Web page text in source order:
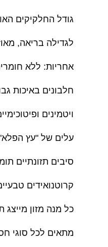
גודל החלקיקים
לגדילה בריאה,
אחריות: ללא
חלבונים באיכות
ויטמינים
עלים של "עץ הפלא"
סיבים תזונתיים
קרוטנואידים
כל מנה מזון מייצג
מתאים לכל סוגי